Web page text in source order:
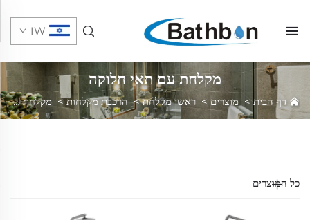
IW
מקלחת עם תאי חלוקה
דף הבית> מוצרים > ראשי מקלחת> הרכבת מקלחות> מקלחת עם תאי חלוקה
כל המוצרים